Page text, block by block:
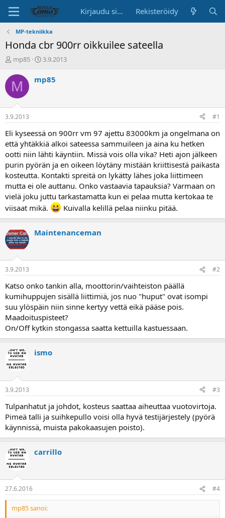
Kirjaudu sisään Rekisteröidy
MP-tekniikka
Honda cbr 900rr oikkuilee sateella
K
s
k
s
t
e
u
n
a
l
o
i
t
a
j
a
mp85
A
o
i
p
ä
v
ä
3.9.2013
M mp85
3.9.2013 #1
Eli kyseessä on 900rr vm 97 ajettu 83000km ja ongelmana on
että yhtäkkiä alkoi sateessa sammuileen ja aina ku hetken
ootti niin lähti käyntiin. Missä vois olla vika? Heti ajon jälkeen
purin pyörän ja en oikeen löytäny mistään kriittisestä paikasta
kosteutta. Kontakti spreitä on lykätty lähes joka liittimeen
mutta ei ole auttanu. Onko vastaavia tapauksia? Varmaan on
vielä joku juttu tarkastamatta kun ei pelaa mutta kertokaa te
viisaat mikä.
Kuivalla kelillä pelaa niinku pitää.
Maintenanceman
3.9.2013 #2
Katso onko tankin alla, moottorin/vaihteiston päällä
kumihuppujen sisällä liittimiä, jos nuo "huput" ovat isompi
suu ylöspäin niin sinne kertyy vettä eikä pääse pois.
Maadoituspisteet?
On/Off kytkin stongassa saatta kettuilla kastuessaan.
ismo
3.9.2013 #3
Tulpanhatut ja johdot, kosteus saattaa aiheuttaa vuotovirtoja.
Pimeä talli ja suihkepullo voisi olla hyvä testijärjestely (pyörä
käynnissä, muista pakokaasujen poisto).
carrillo
27.6.2016 #4
mp85 sanoi: